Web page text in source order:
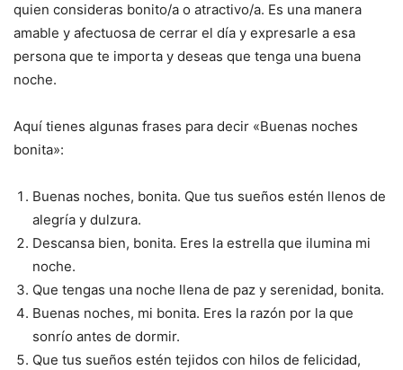
quien consideras bonito/a o atractivo/a. Es una manera
amable y afectuosa de cerrar el día y expresarle a esa
persona que te importa y deseas que tenga una buena
noche.
Aquí tienes algunas frases para decir «Buenas noches
bonita»:
Buenas noches, bonita. Que tus sueños estén llenos de
alegría y dulzura.
Descansa bien, bonita. Eres la estrella que ilumina mi
noche.
Que tengas una noche llena de paz y serenidad, bonita.
Buenas noches, mi bonita. Eres la razón por la que
sonrío antes de dormir.
Que tus sueños estén tejidos con hilos de felicidad,